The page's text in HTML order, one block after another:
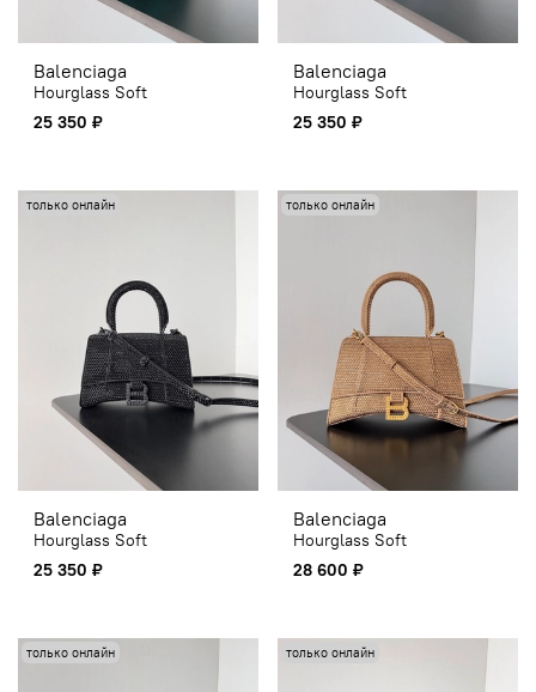
Balenciaga
Hourglass Soft
25 350 ₽
Balenciaga
Hourglass Soft
25 350 ₽
только онлайн
Balenciaga
Hourglass Soft
25 350 ₽
только онлайн
Balenciaga
Hourglass Soft
28 600 ₽
только онлайн только онлайн